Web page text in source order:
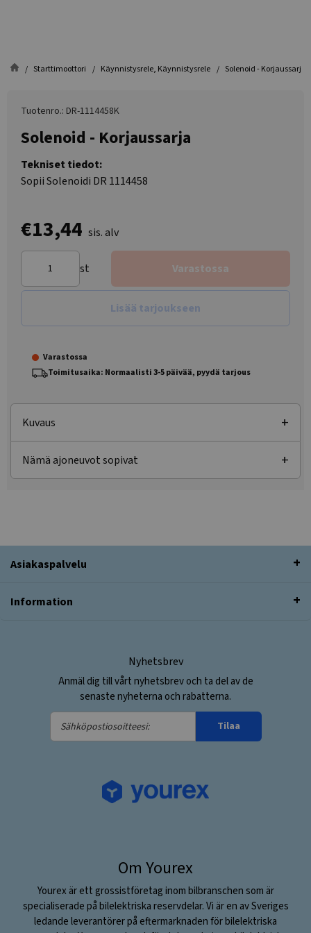
Starttimoottori Käynnistysrele, Käynnistysrele Solenoid - Korjaussarja
Tuotenro.: DR-1114458K
Solenoid - Korjaussarja
Tekniset tiedot:
Sopii Solenoidi DR 1114458
€13,44 sis. alv
st Varastossa
Lisää tarjoukseen
Varastossa
Toimitusaika: Normaalisti 3-5 päivää, pyydä tarjous
Kuvaus
Nämä ajoneuvot sopivat
Asiakaspalvelu
Information
Nyhetsbrev
Anmäl dig till vårt nyhetsbrev och ta del av de
senaste nyheterna och rabatterna.
Sähköpostiosoitteesi:
Tilaa
Om Yourex
Yourex är ett grossistföretag inom bilbranschen som är
specialiserade på bilelektriska reservdelar. Vi är en av Sveriges
ledande leverantörer på eftermarknaden för bilelektriska